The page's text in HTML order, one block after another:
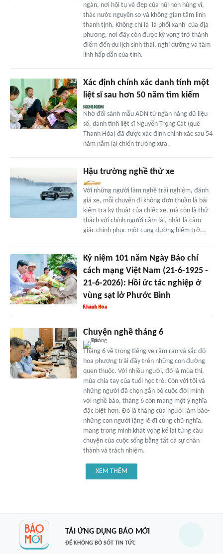
ngàn, nơi hội tụ vẻ đẹp của núi non hùng vĩ,
thác nước nguyên sơ và không gian tâm linh
thanh tịnh. Không chỉ là 'lá phổi xanh' của địa
phương, nơi đây còn được kỳ vọng trở thành
điểm đến du lịch sinh thái, nghỉ dưỡng và tâm
linh hấp dẫn của tỉnh.
Xác định chính xác danh tính một
liệt sĩ sau hơn 50 năm tìm kiếm
Nhờ đối sánh mẫu ADN từ ngân hàng dữ liệu
số, danh tính liệt sĩ Nguyễn Trọng Cát (quê
Thanh Hóa) đã được xác định chính xác sau 54
năm nằm lại chiến trường xưa.
Hậu trường nghề thử xe
Với những người làm nghề trải nghiệm, đánh
giá xe, mỗi chuyến đi không đơn thuần là bài
kiểm tra kỹ thuật của chiếc xe, mà còn là thử
thách với chính người cầm lái, nhất là cảm
giác chinh phục một cung đường hiểm trở...
Kỷ niệm 101 năm Ngày Báo chí
cách mạng Việt Nam (21-6-1925 -
21-6-2026): Hồi ức tác nghiệp ở
vùng sạt lở Phước Bình
Chuyện nghề tháng 6
Tháng 6 về trong tiếng ve râm ran và sắc đỏ
hoa phượng trải đầy trên những con đường
quen thuộc. Với nhiều người, đó là mùa thi,
mùa chia tay của tuổi học trò. Còn với tôi và
những người đã chọn gắn bó cuộc đời mình
với nghề báo, tháng 6 còn mang một ý nghĩa
đặc biệt hơn. Đó là tháng của người làm báo-
những con người lặng lẽ đi cùng chữ nghĩa,
mang trong mình khát vọng kể lại từng câu
chuyện của cuộc sống bằng tất cả sự chân
thành và trách nhiệm.
XEM THÊM
TẢI ỨNG DỤNG BÁO MỚI
ĐỂ KHÔNG BỎ SÓT TIN TỨC